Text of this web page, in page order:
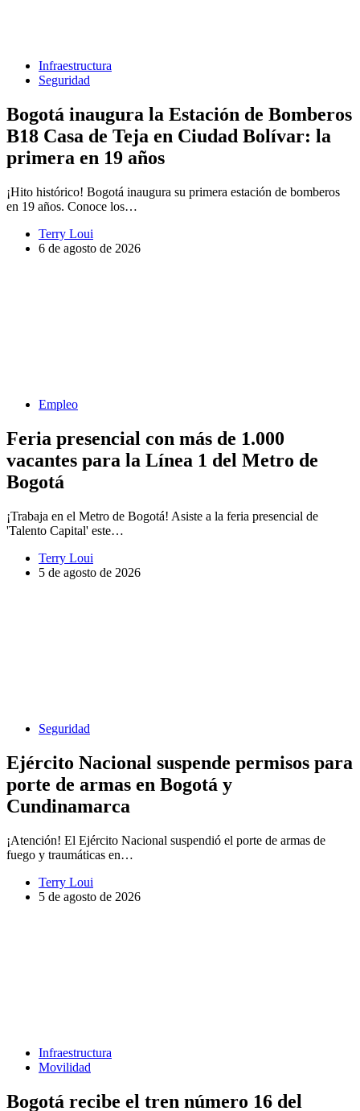
Infraestructura
Seguridad
Bogotá inaugura la Estación de Bomberos
B18 Casa de Teja en Ciudad Bolívar: la
primera en 19 años
¡Hito histórico! Bogotá inaugura su primera estación de bomberos
en 19 años. Conoce los…
Terry Loui
6 de agosto de 2026
Empleo
Feria presencial con más de 1.000
vacantes para la Línea 1 del Metro de
Bogotá
¡Trabaja en el Metro de Bogotá! Asiste a la feria presencial de
'Talento Capital' este…
Terry Loui
5 de agosto de 2026
Seguridad
Ejército Nacional suspende permisos para
porte de armas en Bogotá y
Cundinamarca
¡Atención! El Ejército Nacional suspendió el porte de armas de
fuego y traumáticas en…
Terry Loui
5 de agosto de 2026
Infraestructura
Movilidad
Bogotá recibe el tren número 16 del